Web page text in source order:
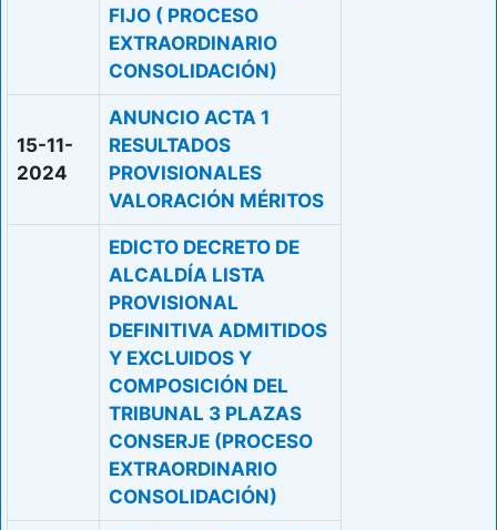
FIJO ( PROCESO
EXTRAORDINARIO
CONSOLIDACIÓN)
15-11-
2024
ANUNCIO ACTA 1
RESULTADOS
PROVISIONALES
VALORACIÓN MÉRITOS
EDICTO DECRETO DE
ALCALDÍA LISTA
PROVISIONAL
DEFINITIVA ADMITIDOS
Y EXCLUIDOS Y
COMPOSICIÓN DEL
TRIBUNAL 3 PLAZAS
CONSERJE (PROCESO
EXTRAORDINARIO
CONSOLIDACIÓN)